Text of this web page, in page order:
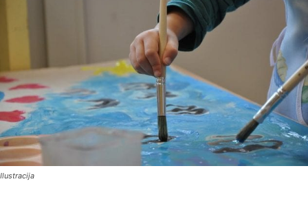
Ilustracija